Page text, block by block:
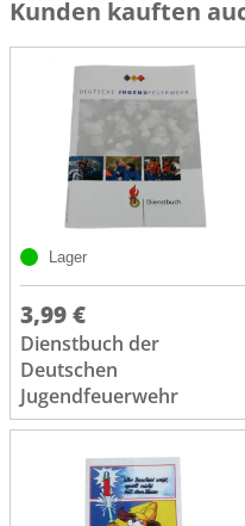
Kunden kauften
Lager
3,99 €
Dienstbuch der
Deutschen
Jugendfeuerwehr